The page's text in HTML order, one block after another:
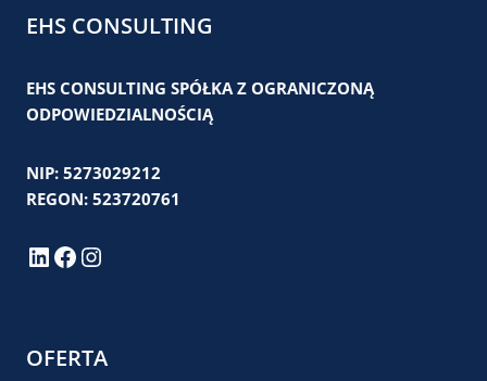
EHS CONSULTING
EHS CONSULTING SPÓŁKA Z OGRANICZONĄ
ODPOWIEDZIALNOŚCIĄ
NIP: 5273029212
REGON: 523720761
LinkedIn
Facebook
Instagram
OFERTA